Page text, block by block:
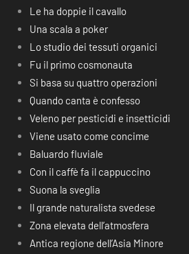
Le ha doppie il cavallo
Una scala a poker
Lo studio dei tessuti organici
Fu il primo cosmonauta
Si basa su quattro operazioni
Quando canta è confesso
Veleno per pesticidi e insetticidi
Viene usato come concime
Baluardo fluviale
Con il caffè fa il cappuccino
Suona la sveglia
Il grande naturalista svedese
Zona elevata dell’atmosfera
Antica regione dell’Asia Minore